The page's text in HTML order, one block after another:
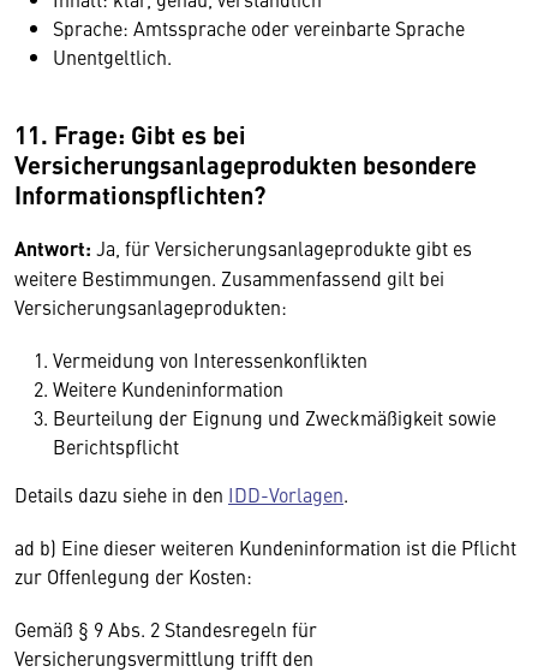
Sprache: Amtssprache oder vereinbarte Sprache
Unentgeltlich.
11. Frage: Gibt es bei
Versicherungsanlageprodukten besondere
Informationspflichten?
Antwort: Ja, für Versicherungsanlageprodukte gibt es
weitere Bestimmungen. Zusammenfassend gilt bei
Versicherungsanlageprodukten:
Vermeidung von Interessenkonflikten
Weitere Kundeninformation
Beurteilung der Eignung und Zweckmäßigkeit sowie
Berichtspflicht
Details dazu siehe in den IDD-Vorlagen.
ad b) Eine dieser weiteren Kundeninformation ist die Pflicht
zur Offenlegung der Kosten:
Gemäß § 9 Abs. 2 Standesregeln für
Versicherungsvermittlung trifft den